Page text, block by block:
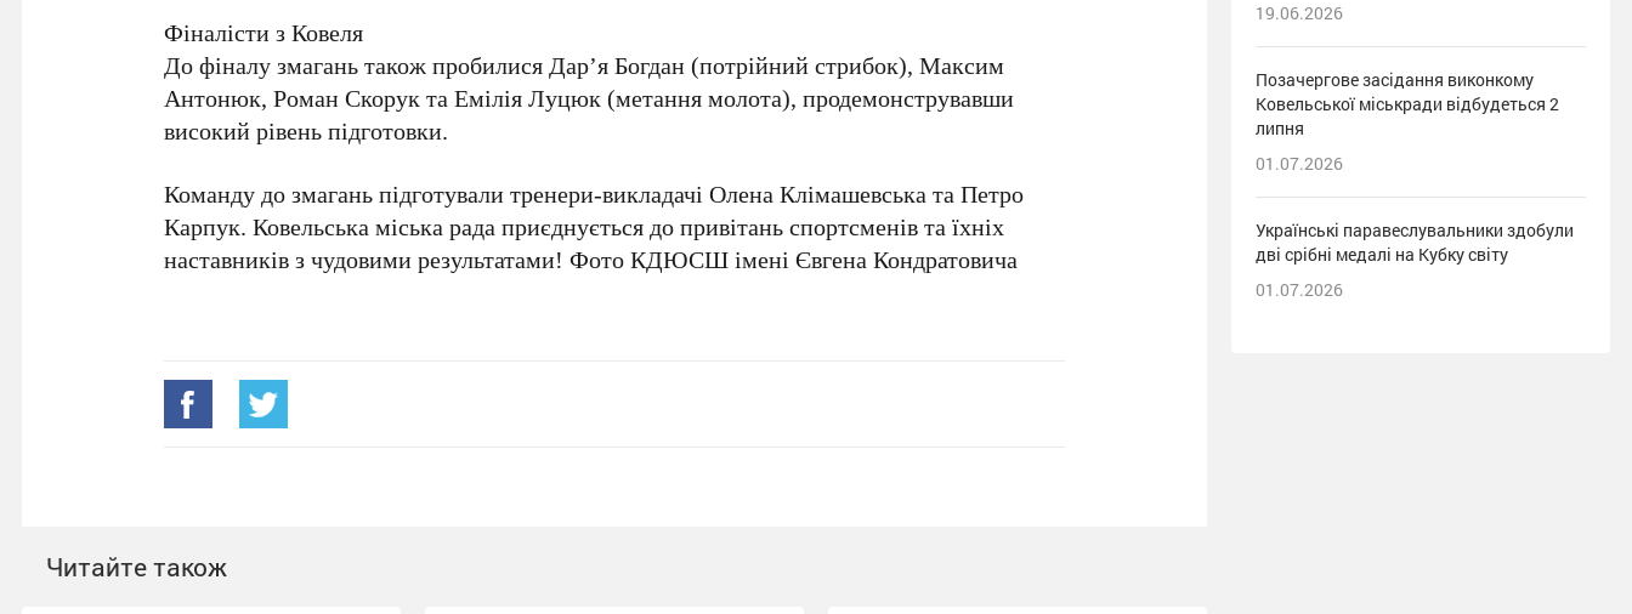
Фіналісти з Ковеля
До фіналу змагань також пробилися Дар’я Богдан (потрійний стрибок), Максим
Антонюк, Роман Скорук та Емілія Луцюк (метання молота), продемонструвавши
високий рівень підготовки.
Команду до змагань підготували тренери-викладачі Олена Клімашевська та Петро
Карпук. Ковельська міська рада приєднується до привітань спортсменів та їхніх
наставників з чудовими результатами!Фото КДЮСШ імені Євгена Кондратовича
Читайте також
19.06.2026
Позачергове засідання виконкому
Ковельської міськради відбудеться 2
липня
01.07.2026
Українські паравеслувальники здобули
дві срібні медалі на Кубку світу
01.07.2026